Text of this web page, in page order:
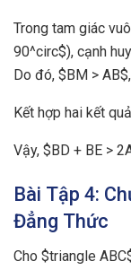
Trong tam giác
90^circ$), cạnh
Do đó, $BM >
Kết hợp hai kết
Vậy, $BD + BE >
Bài Tập 4:
Đẳng Thức
Cho $triangle